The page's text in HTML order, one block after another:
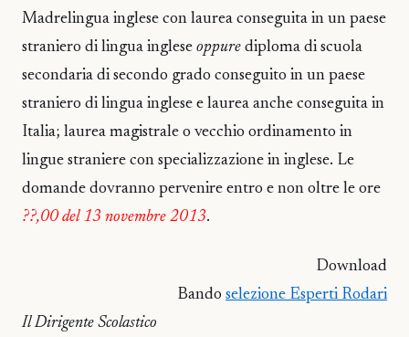
Madrelingua inglese con laurea conseguita in un paese
straniero di lingua inglese oppure diploma di scuola
secondaria di secondo grado conseguito in un paese
straniero di lingua inglese e laurea anche conseguita in
Italia; laurea magistrale o vecchio ordinamento in
lingue straniere con specializzazione in inglese. Le
domande dovranno pervenire entro e non oltre le ore
??,00 del 13 novembre 2013.
Download
Bando selezione Esperti Rodari
Il Dirigente Scolastico